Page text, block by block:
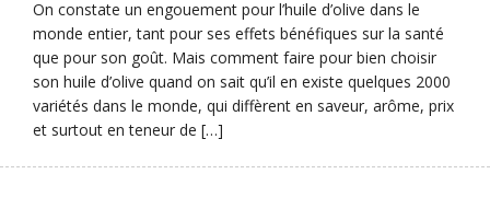
On constate un engouement pour l’huile d’olive dans le
monde entier, tant pour ses effets bénéfiques sur la santé
que pour son goût. Mais comment faire pour bien choisir
son huile d’olive quand on sait qu’il en existe quelques 2000
variétés dans le monde, qui diffèrent en saveur, arôme, prix
et surtout en teneur de […]